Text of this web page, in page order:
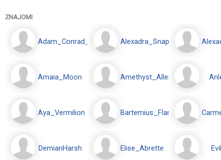
ZNAJOMI
Adam_Conrad_Korfis Alexadra_Snape
Amaia_Moon Amethyst_Allen
Aya_Vermilion Bartemius_Flamel
DemianHarsh Elise_Abrette